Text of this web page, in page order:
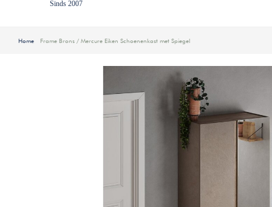
Home Frame Brons / Mercure Eiken Schoenenkast met Spiegel